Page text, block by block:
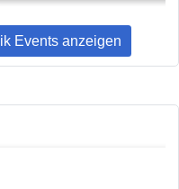
Events anzeigen